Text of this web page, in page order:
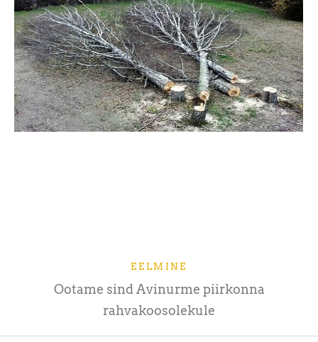
EELMINE
Ootame sind Avinurme piirkonna
rahvakoosolekule